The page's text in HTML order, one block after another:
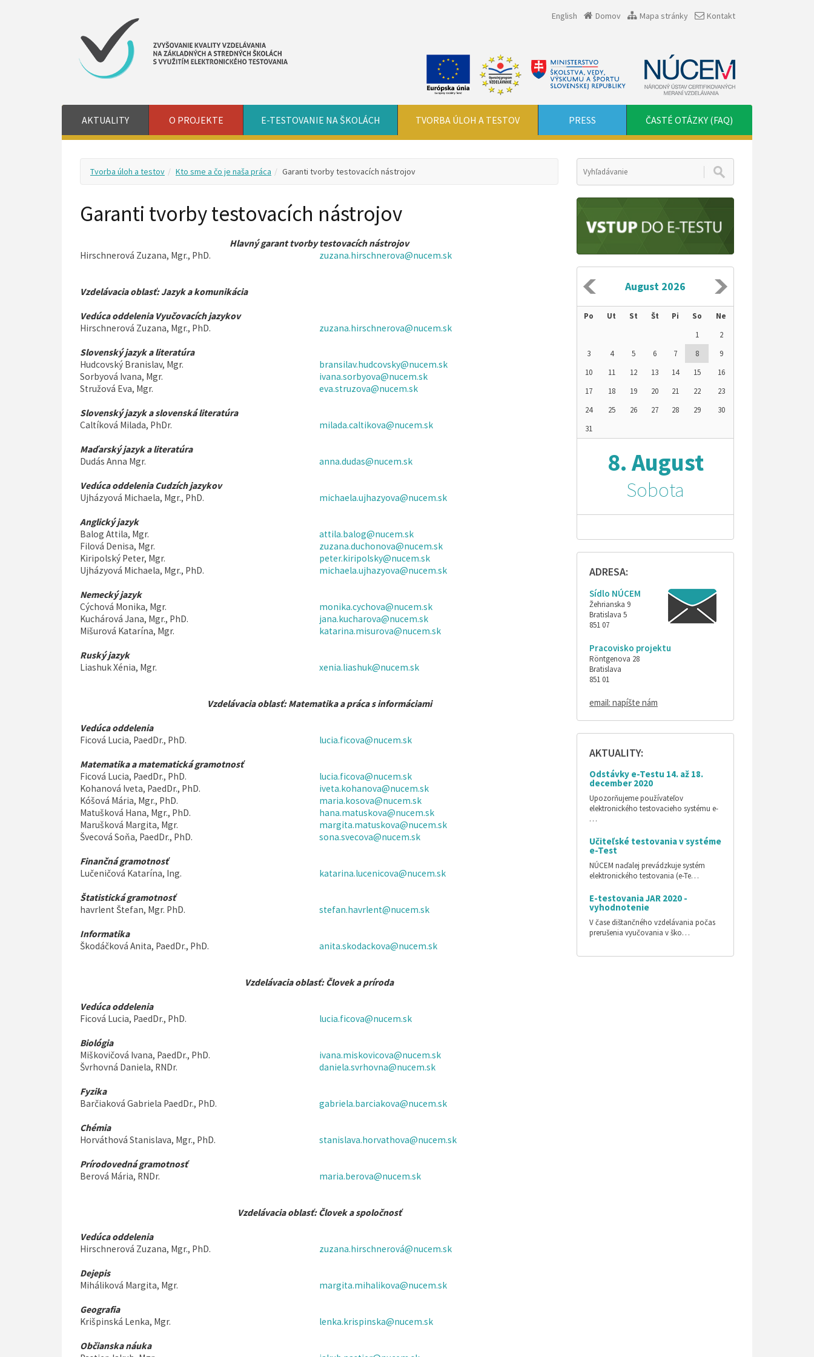
English Domov Mapa stránky Kontakt
AKTUALITY O PROJEKTE E-TESTOVANIE NA ŠKOLÁCH TVORBA ÚLOH A TESTOV PRESS ČASTÉ OTÁZKY (FAQ)
Tvorba úloh a testov Kto sme a čo je naša práca Garanti tvorby testovacích nástrojov
Garanti tvorby testovacích nástrojov
Hlavný garant tvorby testovacích nástrojov
Hirschnerová Zuzana, Mgr., PhD.
zuzana.hirschnerova@nucem.sk
Vzdelávacia oblasť: Jazyk a komunikácia
Vedúca oddelenia Vyučovacích jazykov
Hirschnerová Zuzana, Mgr., PhD.
zuzana.hirschnerova@nucem.sk
Slovenský jazyk a literatúra
Hudcovský Branislav, Mgr.
bransilav.hudcovsky@nucem.sk
Sorbyová Ivana, Mgr.
ivana.sorbyova@nucem.sk
Stružová Eva, Mgr.
eva.struzova@nucem.sk
Slovenský jazyk a slovenská literatúra
Caltíková Milada, PhDr.
milada.caltikova@nucem.sk
Maďarský jazyk a literatúra
Dudás Anna Mgr.
anna.dudas@nucem.sk
Vedúca oddelenia Cudzích jazykov
Ujházyová Michaela, Mgr., PhD.
michaela.ujhazyova@nucem.sk
Anglický jazyk
Balog Attila, Mgr.
attila.balog@nucem.sk
Filová Denisa, Mgr.
zuzana.duchonova@nucem.sk
Kiripolský Peter, Mgr.
peter.kiripolsky@nucem.sk
Ujházyová Michaela, Mgr., PhD.
michaela.ujhazyova@nucem.sk
Nemecký jazyk
Cýchová Monika, Mgr.
monika.cychova@nucem.sk
Kuchárová Jana, Mgr., PhD.
jana.kucharova@nucem.sk
Mišurová Katarína, Mgr.
katarina.misurova@nucem.sk
Ruský jazyk
Liashuk Xénia, Mgr.
xenia.liashuk@nucem.sk
Vzdelávacia oblasť: Matematika a práca s informáciami
Vedúca oddelenia
Ficová Lucia, PaedDr., PhD.
lucia.ficova@nucem.sk
Matematika a matematická gramotnosť
Ficová Lucia, PaedDr., PhD.
lucia.ficova@nucem.sk
Kohanová Iveta, PaedDr., PhD.
iveta.kohanova@nucem.sk
Kóšová Mária, Mgr., PhD.
maria.kosova@nucem.sk
Matušková Hana, Mgr., PhD.
hana.matuskova@nucem.sk
Marušková Margita, Mgr.
margita.matuskova@nucem.sk
Švecová Soňa, PaedDr., PhD.
sona.svecova@nucem.sk
Finančná gramotnosť
Lučeničová Katarína, Ing.
katarina.lucenicova@nucem.sk
Štatistická gramotnosť
havrlent Štefan, Mgr. PhD.
stefan.havrlent@nucem.sk
Informatika
Škodáčková Anita, PaedDr., PhD.
anita.skodackova@nucem.sk
Vzdelávacia oblasť: Človek a príroda
Vedúca oddelenia
Ficová Lucia, PaedDr., PhD.
lucia.ficova@nucem.sk
Biológia
Miškovičová Ivana, PaedDr., PhD.
ivana.miskovicova@nucem.sk
Švrhovná Daniela, RNDr.
daniela.svrhovna@nucem.sk
Fyzika
Barčiaková Gabriela PaedDr., PhD.
gabriela.barciakova@nucem.sk
Chémia
Horváthová Stanislava, Mgr., PhD.
stanislava.horvathova@nucem.sk
Prírodovedná gramotnosť
Berová Mária, RNDr.
maria.berova@nucem.sk
Vzdelávacia oblasť: Človek a spoločnosť
Vedúca oddelenia
Hirschnerová Zuzana, Mgr., PhD.
zuzana.hirschnerová@nucem.sk
Dejepis
Miháliková Margita, Mgr.
margita.mihalikova@nucem.sk
Geografia
Krišpinská Lenka, Mgr.
lenka.krispinska@nucem.sk
Občianska náuka
August 2026
Po Ut St Št Pi So
Ne
1
2
3
4 5 6 7 8
9
10
11 12 13 14 15
16
17
18 19 20 21 22
23
24
25 26 27 28 29
30
31
8. August
Sobota
ADRESA:
Sídlo NÚCEM
Žehrianska 9
Bratislava 5
851 07
Pracovisko projektu
Röntgenova 28
Bratislava
851 01
email: napíšte nám
AKTUALITY:
Odstávky e-Testu 14. až 18.
december 2020
Upozorňujeme používateľov
elektronického testovacieho systému e-
…
Učiteľské testovania v systéme
e-Test
NÚCEM naďalej prevádzkuje systém
elektronického testovania (e-Te…
E-testovania JAR 2020 -
vyhodnotenie
V čase dištančného vzdelávania počas
prerušenia vyučovania v ško…